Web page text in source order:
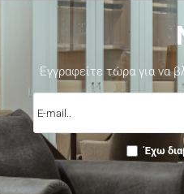
Εγγραφείτε τώρα για να
mail..
Έχω